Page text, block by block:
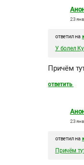
23
ответил на
У болел
Причём
ответить
23
ответил на
Причём